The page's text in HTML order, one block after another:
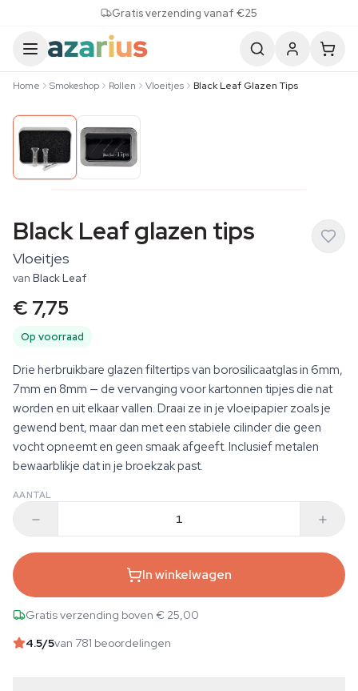
Gratis verzending vanaf €25
Home Smokeshop Rollen Vloeitjes Black Leaf Glazen Tips
Black Leaf glazen tips
Vloeitjes
van Black Leaf
€ 7,75
Op voorraad
Drie herbruikbare glazen filtertips van borosilicaatglas in 6mm,
7mm en 8mm — de vervanging voor kartonnen tipjes die nat
worden en uit elkaar vallen. Draai ze in je vloeipapier zoals je
gewend bent, maar dan met een stabiele cilinder die geen
vocht opneemt en geen smaak afgeeft. Inclusief metalen
bewaarblikje dat in je broekzak past.
AANTAL
In winkelwagen
Gratis verzending boven € 25,00
4.5/5van 781 beoordelingen